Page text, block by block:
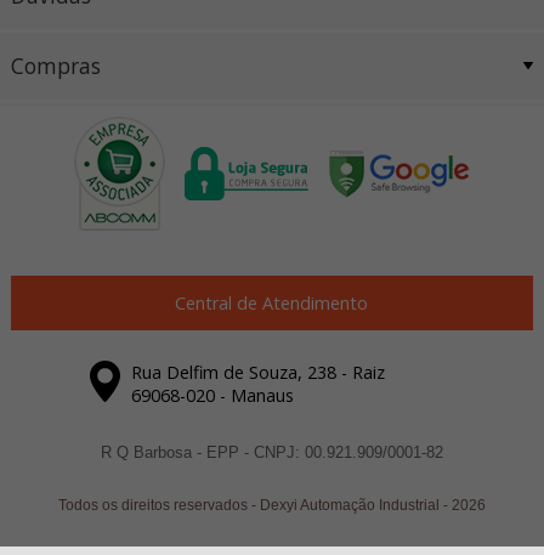
Compras
Central de Atendimento
Rua Delfim de Souza, 238 - Raiz
69068-020 - Manaus
R Q Barbosa - EPP - CNPJ: 00.921.909/0001-82
Todos os direitos reservados -Dexyi Automação Industrial -2026